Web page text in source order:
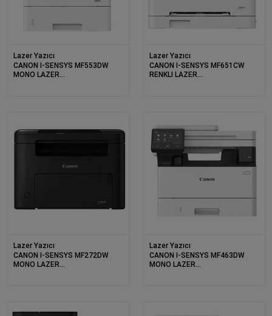
Lazer Yazıcı
CANON I-SENSYS MF553DW
MONO LAZER
Lazer Yazıcı
CANON I-SENSYS MF651CW
RENKLI LAZER
Lazer Yazıcı
CANON I-SENSYS MF272DW
MONO LAZER
Lazer Yazıcı
CANON I-SENSYS MF463DW
MONO LAZER